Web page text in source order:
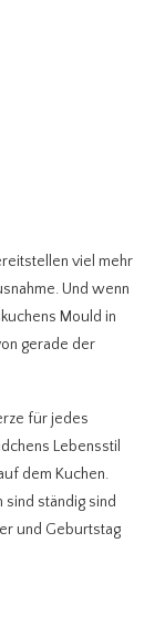
viel mehr
Und wenn
Mould in
gerade der
für jedes
Lebensstil
dem Kuchen.
ständig sind
und Geburtstag